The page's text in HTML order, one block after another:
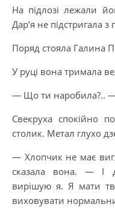
На підлозі лежали
Дар’я не підстригала
Поряд стояла Галина
У руці вона тримала
— Що ти наробила?.. —
Свекруха спокійно
столик. Метал глухо
— Хлопчик не має
сказала вона. — І
вирішую я. Я мати
виховувати